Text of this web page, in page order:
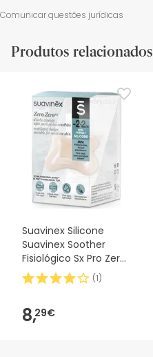
Comunicar questões jurídicas
Produtos relacionados
Suavinex Silicone
Suavinex Soother
Fisiológico Sx Pro Zero
2m 1 peça
(1)
8,29€